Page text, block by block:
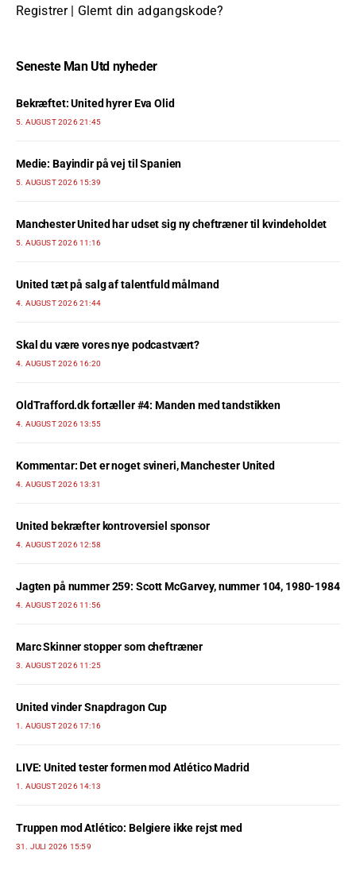
Registrer| Glemt din adgangskode?
Seneste Man Utd nyheder
Bekræftet: United hyrer Eva Olid
5. AUGUST 2026 21:45
Medie: Bayindir på vej til Spanien
5. AUGUST 2026 15:39
Manchester United har udset sig ny cheftræner til kvindeholdet
5. AUGUST 2026 11:16
United tæt på salg af talentfuld målmand
4. AUGUST 2026 21:44
Skal du være vores nye podcastvært?
4. AUGUST 2026 16:20
OldTrafford.dk fortæller #4: Manden med tandstikken
4. AUGUST 2026 13:55
Kommentar: Det er noget svineri, Manchester United
4. AUGUST 2026 13:31
United bekræfter kontroversiel sponsor
4. AUGUST 2026 12:58
Jagten på nummer 259: Scott McGarvey, nummer 104, 1980-1984
4. AUGUST 2026 11:56
Marc Skinner stopper som cheftræner
3. AUGUST 2026 11:25
United vinder Snapdragon Cup
1. AUGUST 2026 17:16
LIVE: United tester formen mod Atlético Madrid
1. AUGUST 2026 14:13
Truppen mod Atlético: Belgiere ikke rejst med
31. JULI 2026 15:59